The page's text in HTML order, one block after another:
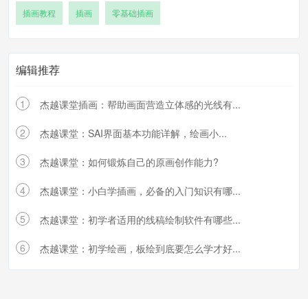
插画教程 插画 零基础插画
编辑推荐
1 杰越课堂插画：帮助画面营造立体感的光线有...
2 杰越课堂：SAI界面基本功能详解，绘画小...
3 杰越课堂：如何锻炼自己的原画创作能力?
4 杰越课堂：小白学插画，必备的入门知识有哪...
5 杰越课堂：初学者适用的线稿绘制软件有哪些...
6 杰越课堂：初学绘画，板绘到底要怎么学才好...